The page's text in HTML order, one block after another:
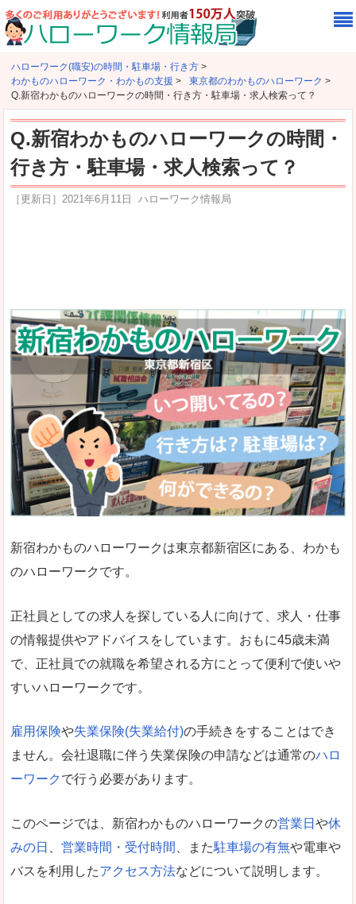
ハローワーク(職安)の時間・駐車場・行き方 >
わかものハローワーク・わかもの支援 > 東京都のわかものハローワーク >
Q.新宿わかものハローワークの時間・行き方・駐車場・求人検索って？
Q.新宿わかものハローワークの時間・
行き方・駐車場・求人検索って？
［更新日］ 2021年6月11日 ハローワーク情報局
新宿わかものハローワークは東京都新宿区にある、わかも
のハローワークです。
正社員としての求人を探している人に向けて、求人・仕事
の情報提供やアドバイスをしています。おもに45歳未満
で、正社員での就職を希望される方にとって便利で使いや
すいハローワークです。
雇用保険や失業保険(失業給付)の手続きをすることはでき
ません。会社退職に伴う失業保険の申請などは通常のハロ
ーワーク で行う必要があります。
このページでは、新宿わかものハローワークの営業日 や休
みの日
営業時間・受付時間 、また駐車場の有無や電車や
バスを利用したアクセス方法などについて説明します。